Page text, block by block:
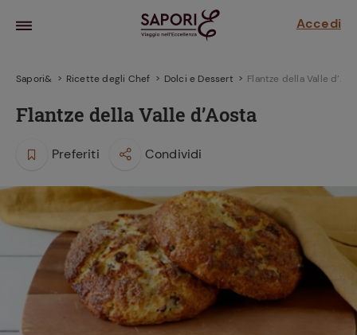
Accedi
e
la frutta
sensi di
Sapori& Ricette degli Chef Dolci e Dessert Flantze della Valle
Flantze della Valle d’Aosta
Preferiti Condividi